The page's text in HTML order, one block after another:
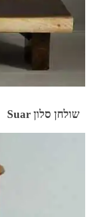
שולחן סלון Suar